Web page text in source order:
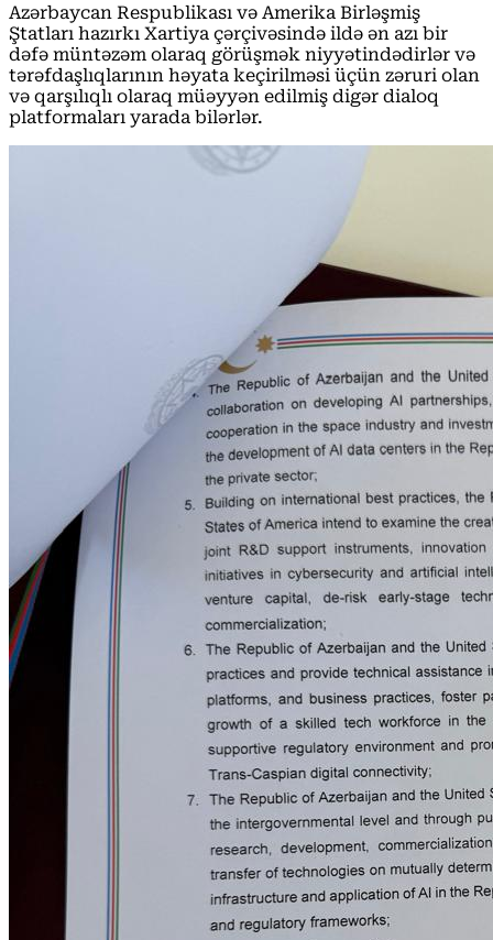
Azərbaycan Respublikası və Amerika Birləşmiş
Ştatları hazırkı Xartiya çərçivəsində ildə ən azı bir
dəfə müntəzəm olaraq görüşmək niyyətindədirlər və
tərəfdaşlıqlarının həyata keçirilməsi üçün zəruri olan
və qarşılıqlı olaraq müəyyən edilmiş digər dialoq
platformaları yarada bilərlər.